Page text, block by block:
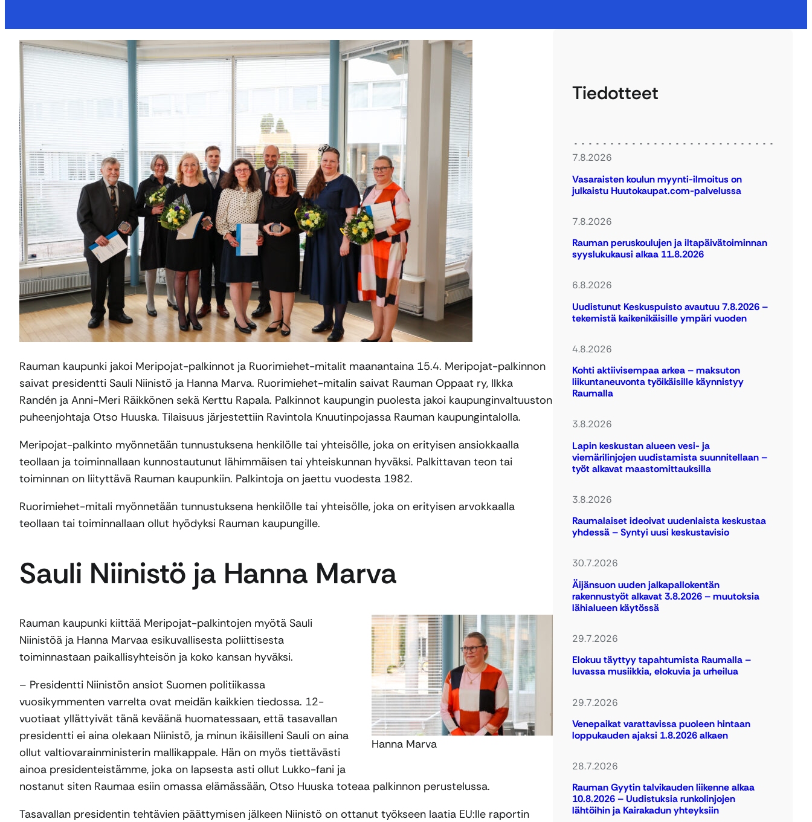
Rauman kaupunki jakoi Meripojat-palkinnot ja Ruorimiehet-mitalit maanantaina 15.4. Meripojat-palkinnon
saivat presidentti Sauli Niinistö ja Hanna Marva. Ruorimiehet-mitalin saivat Rauman Oppaat ry, Ilkka
Randén ja Anni-Meri Räikkönen sekä Kerttu Rapala. Palkinnot kaupungin puolesta jakoi kaupunginvaltuuston
puheenjohtaja Otso Huuska. Tilaisuus järjestettiin Ravintola Knuutinpojassa Rauman kaupungintalolla.
Meripojat-palkinto myönnetään tunnustuksena henkilölle tai yhteisölle, joka on erityisen ansiokkaalla
teollaan ja toiminnallaan kunnostautunut lähimmäisen tai yhteiskunnan hyväksi. Palkittavan teon tai
toiminnan on liityttävä Rauman kaupunkiin. Palkintoja on jaettu vuodesta 1982.
Ruorimiehet-mitali myönnetään tunnustuksena henkilölle tai yhteisölle, joka on erityisen arvokkaalla
teollaan tai toiminnallaan ollut hyödyksi Rauman kaupungille.
Sauli Niinistö ja Hanna Marva
Hanna Marva
Rauman kaupunki kiittää Meripojat-palkintojen myötä Sauli
Niinistöä ja Hanna Marvaa esikuvallisesta poliittisesta
toiminnastaan paikallisyhteisön ja koko kansan hyväksi.
– Presidentti Niinistön ansiot Suomen politiikassa
vuosikymmenten varrelta ovat meidän kaikkien tiedossa. 12-
vuotiaat yllättyivät tänä keväänä huomatessaan, että tasavallan
presidentti ei aina olekaan Niinistö, ja minun ikäisilleni Sauli on aina
ollut valtiovarainministerin mallikappale. Hän on myös tiettävästi
ainoa presidenteistämme, joka on lapsesta asti ollut Lukko-fani ja
nostanut siten Raumaa esiin omassa elämässään, Otso Huuska toteaa palkinnon perustelussa.
Tasavallan presidentin tehtävien päättymisen jälkeen Niinistö on ottanut työkseen laatia EU:lle raportin
Tiedotteet
7.8.2026
Vasaraisten koulun myynti-ilmoitus on
julkaistu Huutokaupat.com-palvelussa
7.8.2026
Rauman peruskoulujen ja iltapäivätoiminnan
syyslukukausi alkaa 11.8.2026
6.8.2026
Uudistunut Keskuspuisto avautuu 7.8.2026 –
tekemistä kaikenikäisille ympäri vuoden
4.8.2026
Kohti aktiivisempaa arkea – maksuton
liikuntaneuvonta työikäisille käynnistyy
Raumalla
3.8.2026
Lapin keskustan alueen vesi- ja
viemärilinjojen uudistamista suunnitellaan –
työt alkavat maastomittauksilla
3.8.2026
Raumalaiset ideoivat uudenlaista keskustaa
yhdessä – Syntyi uusi keskustavisio
30.7.2026
Äijänsuon uuden jalkapallokentän
rakennustyöt alkavat 3.8.2026 – muutoksia
lähialueen käytössä
29.7.2026
Elokuu täyttyy tapahtumista Raumalla –
luvassa musiikkia, elokuvia ja urheilua
29.7.2026
Venepaikat varattavissa puoleen hintaan
loppukauden ajaksi 1.8.2026 alkaen
28.7.2026
Rauman Gyytin talvikauden liikenne alkaa
10.8.2026 – Uudistuksia runkolinjojen
lähtöihin ja Kairakadun yhteyksiin